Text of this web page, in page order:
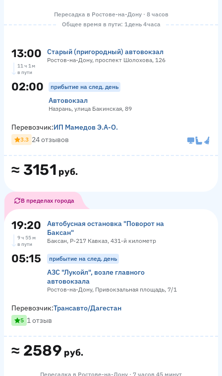
Пересадка в Ростове-на-Дону · 8 часов
Общее время в пути: 1 день 4 часа
13:00 Старый (пригородный) автовокзал
Ростов-на-Дону, проспект Шолохова, 126
11 ч 1 м
в пути
02:00 прибытие на след. день
Автовокзал
Назрань, улица Бакинская, 89
≈ 3151 руб.
Перевозчик:ИП Мамедов Э.А-О.
3.3 24 отзывов
В пределах города
19:20
Автобусная остановка "Поворот на
Баксан"
Баксан, Р-217 Кавказ, 431-й километр
9 ч 55 м
в пути
05:15 прибытие на след. день
АЗС "Лукойл", возле главного
автовокзала
Ростов-на-Дону, Привокзальная площадь, 7/1
≈ 2589 руб.
Перевозчик:Трансавто/Дагестан
5 1 отзыв
Пересадка в Ростове-на-Дону · 7 часов 45 минут